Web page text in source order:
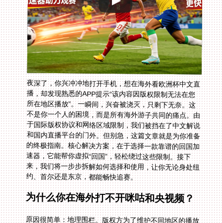
夜深了，你兴冲冲地打开手机，想在海外看欧洲杯中文直
播，却发现熟悉的APP提示“该内容因版权限制无法在您
所在地区播放”。一瞬间，兴奋被浇灭，只剩下无奈。这
不是你一个人的困境，而是所有海外游子共同的痛点。由
于国际版权协议和网络区域限制，我们被挡在了中文解说
和国内直播平台的门外。但别急，这篇文章就是为你准备
的终极指南。核心解决方案，在于选择一款靠谱的回国加
速器，它能帮你虚拟“回国”，轻松绕过这些限制。接下
来，我们将一步步拆解如何选择和使用，让你无论身处纽
约、首尔还是东京，都能畅快追赛。
为什么你在海外打不开咪咕和央视频？
原因很简单：地理围栏。版权方为了维护不同地区的播放
权益，设置了IP地址检测。当平台检测到你的网络IP来自